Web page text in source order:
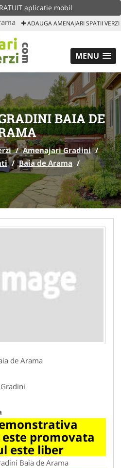
aplicatie mobil
ADAUGA AMENAJARI SPATII VERZI
MENU
BAIA DE
/ Amenajari Gradini /
/ Baia de Arama /
de Arama
promovata
este liber
Baia de Arama